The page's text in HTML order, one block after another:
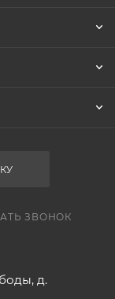
ЗВОНОК
д.